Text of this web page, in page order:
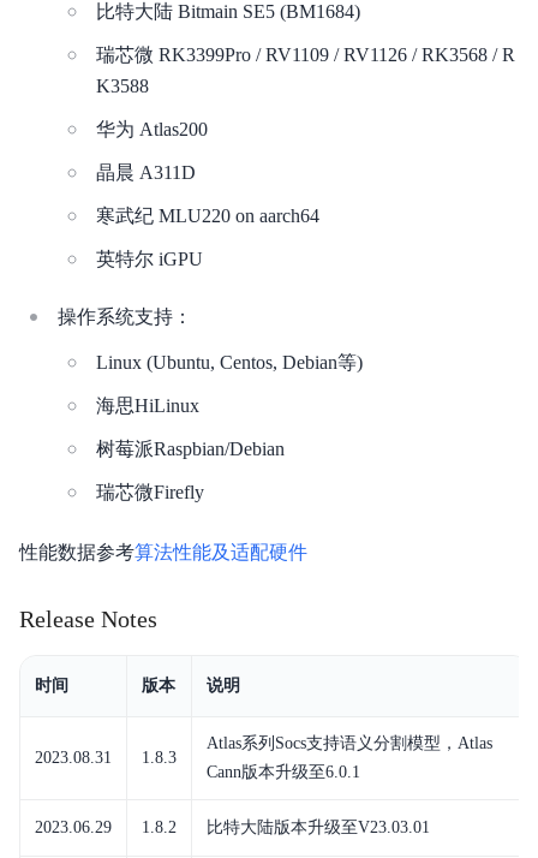
EasyDL 跨模态使用说明
EasyDL 零售行业版使用说明
版本更新记录
比特大陆 Bitmain SE5 (BM1684)
瑞芯微 RK3399Pro / RV1109 / RV1126 / RK3568 / R
K3588
华为 Atlas200
晶晨 A311D
寒武纪 MLU220 on aarch64
英特尔 iGPU
操作系统支持：
Linux (Ubuntu, Centos, Debian等)
海思HiLinux
树莓派Raspbian/Debian
瑞芯微Firefly
性能数据参考算法性能及适配硬件
Release Notes
时间 版本 说明
2023.08.31 1.8.3
Atlas系列Socs支持语义分割模型，Atlas
Cann版本升级至6.0.1
2023.06.29 1.8.2 比特大陆版本升级至V23.03.01